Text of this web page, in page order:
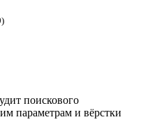
поискового
параметрам и вёрстки